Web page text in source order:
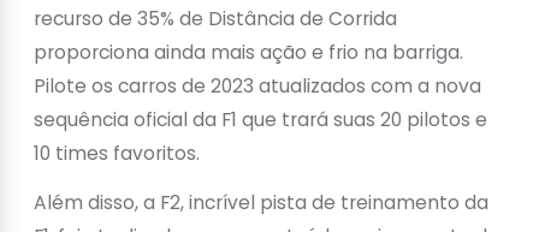
recurso de 35% de Distância de Corrida
proporciona ainda mais ação e frio na barriga.
Pilote os carros de 2023 atualizados com a nova
sequência oficial da F1 que trará suas 20 pilotos e
10 times favoritos.
Além disso, a F2, incrível pista de treinamento da